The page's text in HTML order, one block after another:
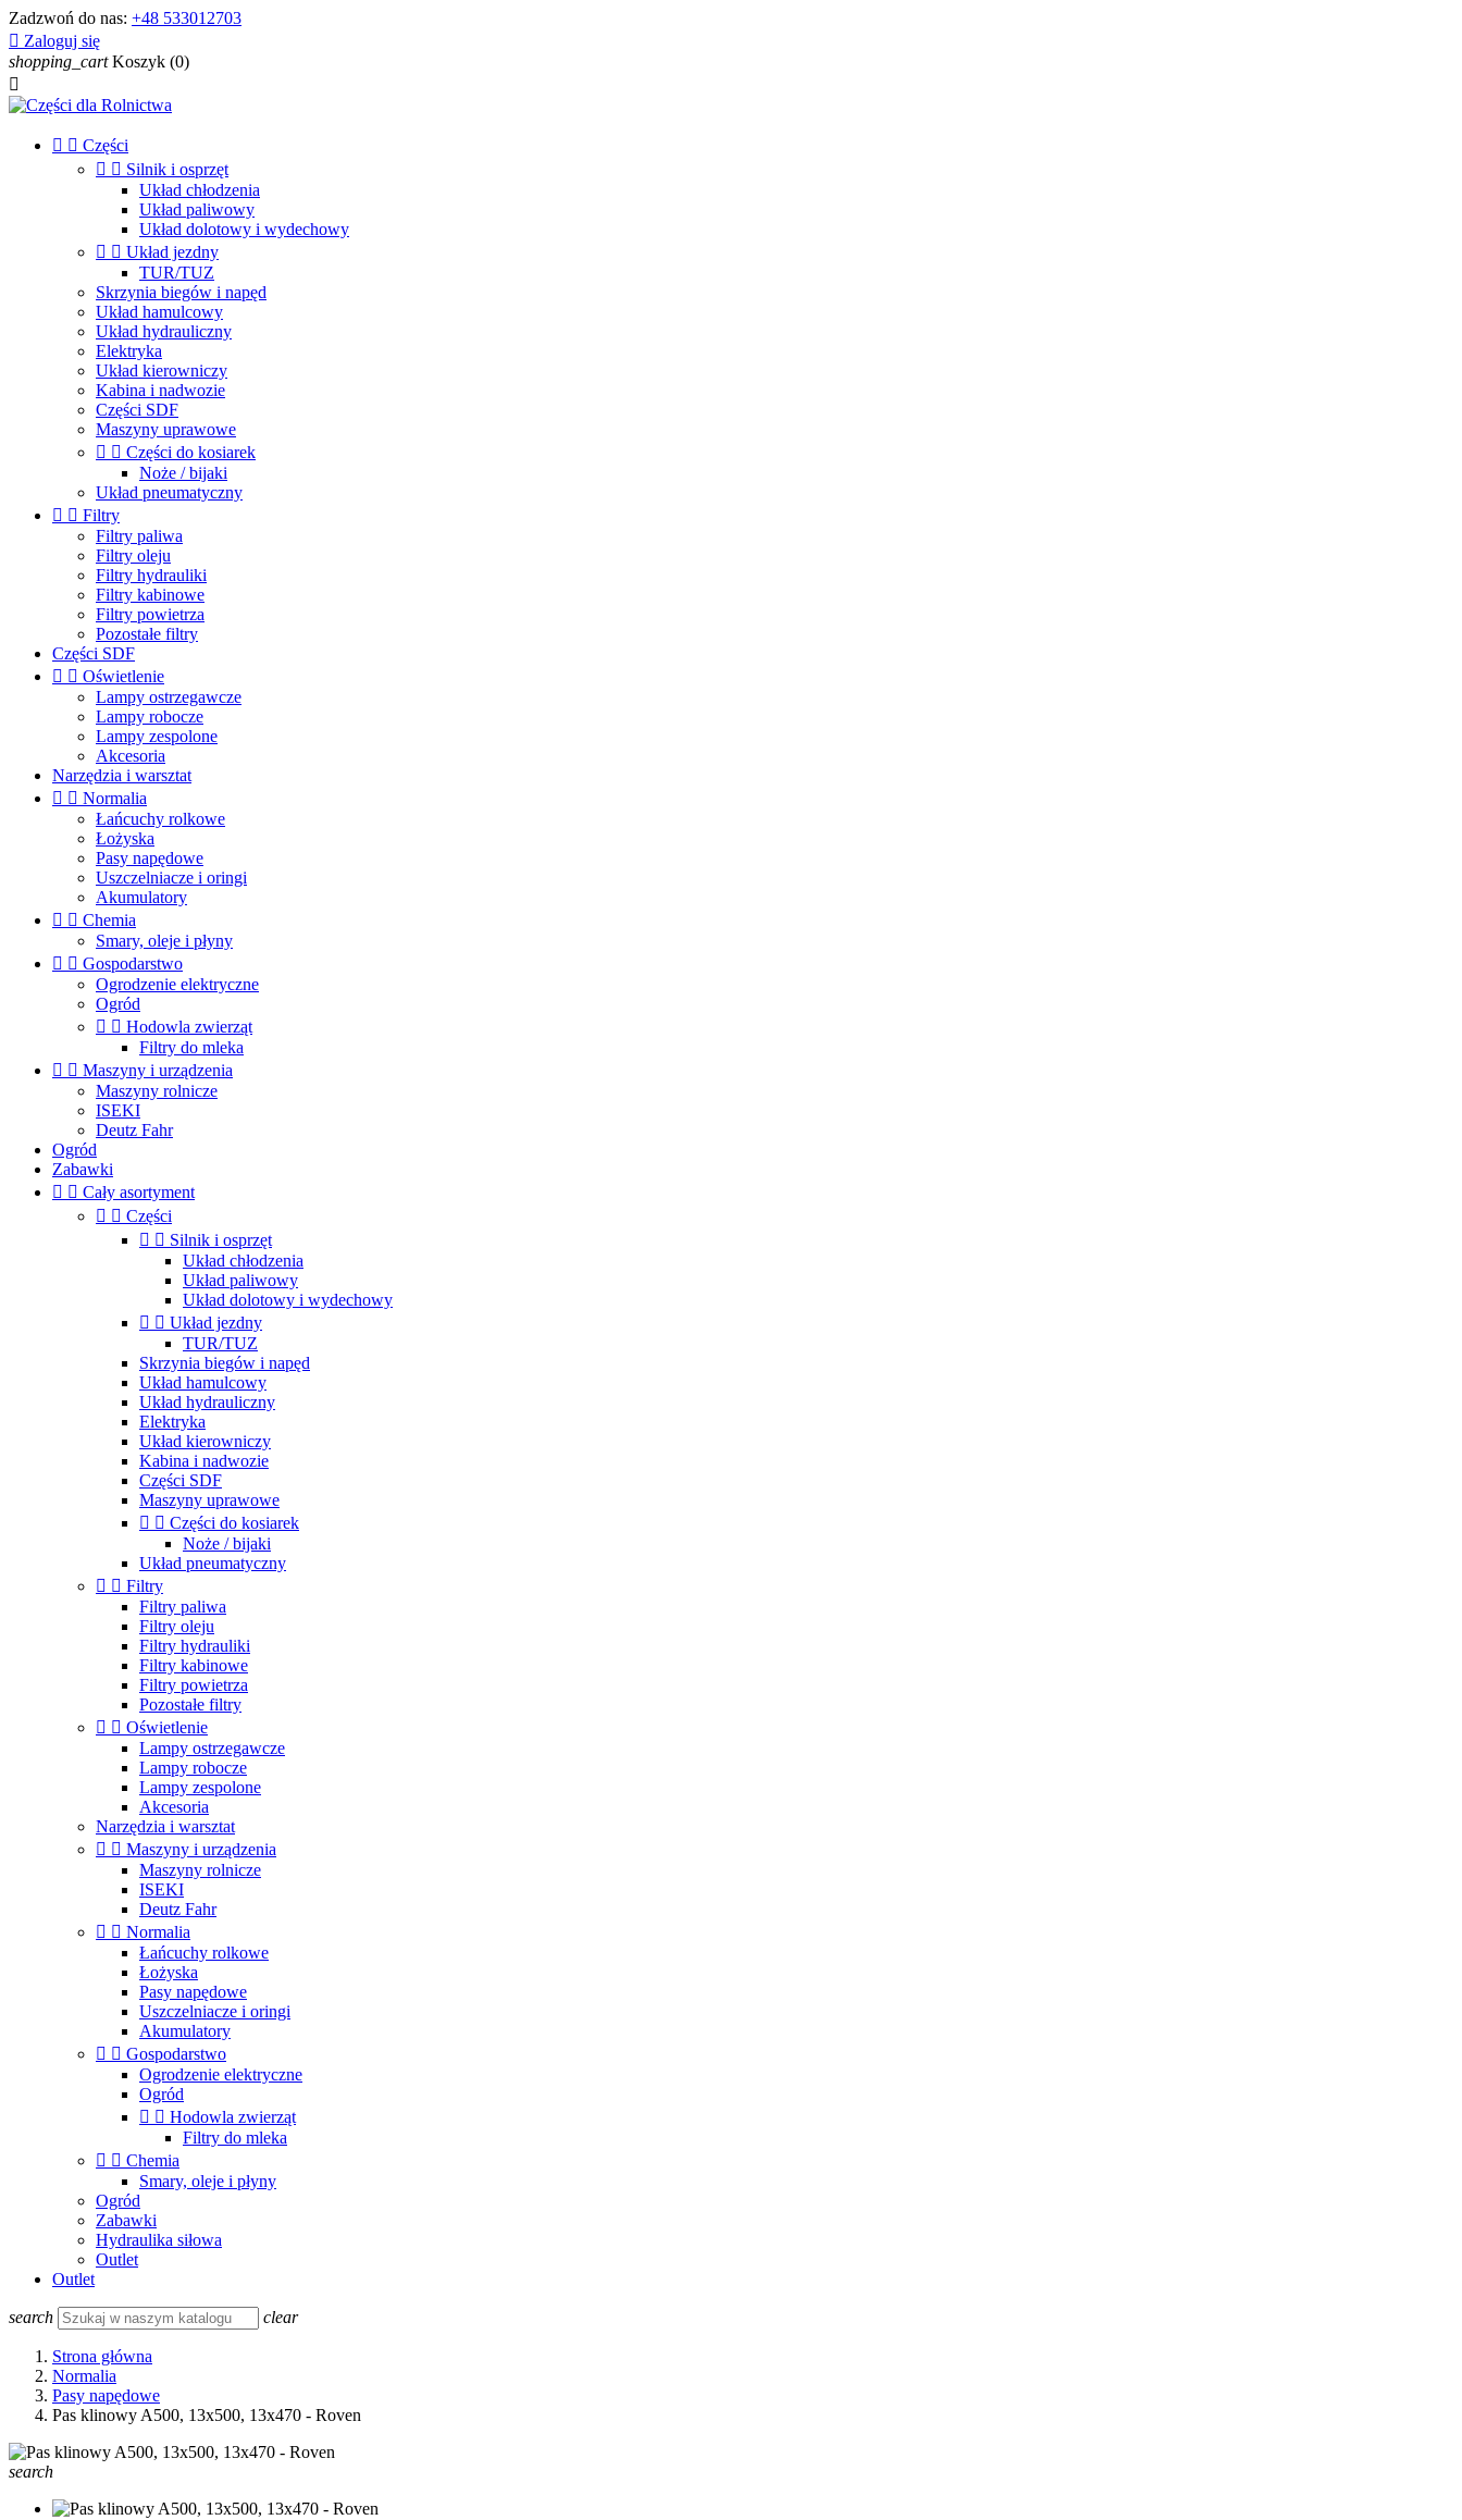
Zadzwoń do nas: +48 533012703
 Zaloguj się
shopping_cart Koszyk (0)

  Części
  Silnik i osprzęt
Układ chłodzenia
Układ paliwowy
Układ dolotowy i wydechowy
  Układ jezdny
TUR/TUZ
Skrzynia biegów i napęd
Układ hamulcowy
Układ hydrauliczny
Elektryka
Układ kierowniczy
Kabina i nadwozie
Części SDF
Maszyny uprawowe
  Części do kosiarek
Noże / bijaki
Układ pneumatyczny
  Filtry
Filtry paliwa
Filtry oleju
Filtry hydrauliki
Filtry kabinowe
Filtry powietrza
Pozostałe filtry
Części SDF
  Oświetlenie
Lampy ostrzegawcze
Lampy robocze
Lampy zespolone
Akcesoria
Narzędzia i warsztat
  Normalia
Łańcuchy rolkowe
Łożyska
Pasy napędowe
Uszczelniacze i oringi
Akumulatory
  Chemia
Smary, oleje i płyny
  Gospodarstwo
Ogrodzenie elektryczne
Ogród
  Hodowla zwierząt
Filtry do mleka
  Maszyny i urządzenia
Maszyny rolnicze
ISEKI
Deutz Fahr
Ogród
Zabawki
  Cały asortyment
  Części
  Silnik i osprzęt
Układ chłodzenia
Układ paliwowy
Układ dolotowy i wydechowy
  Układ jezdny
TUR/TUZ
Skrzynia biegów i napęd
Układ hamulcowy
Układ hydrauliczny
Elektryka
Układ kierowniczy
Kabina i nadwozie
Części SDF
Maszyny uprawowe
  Części do kosiarek
Noże / bijaki
Układ pneumatyczny
  Filtry
Filtry paliwa
Filtry oleju
Filtry hydrauliki
Filtry kabinowe
Filtry powietrza
Pozostałe filtry
  Oświetlenie
Lampy ostrzegawcze
Lampy robocze
Lampy zespolone
Akcesoria
Narzędzia i warsztat
  Maszyny i urządzenia
Maszyny rolnicze
ISEKI
Deutz Fahr
  Normalia
Łańcuchy rolkowe
Łożyska
Pasy napędowe
Uszczelniacze i oringi
Akumulatory
  Gospodarstwo
Ogrodzenie elektryczne
Ogród
  Hodowla zwierząt
Filtry do mleka
  Chemia
Smary, oleje i płyny
Ogród
Zabawki
Hydraulika siłowa
Outlet
Outlet
search clear
Strona główna
Normalia
Pasy napędowe
Pas klinowy A500, 13x500, 13x470 - Roven
search